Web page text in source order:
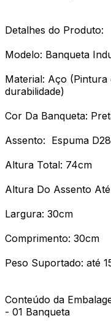
Detalhes do Produto:
Modelo: Banqueta
Material: Aço
durabilidade)
Cor Da Banqueta:
Assento: Espuma
Altura Total: 74cm
Altura Do Assento
Largura: 30cm
Comprimento: 30cm
Peso Suportado: até
Conteúdo da
- 01 Banqueta